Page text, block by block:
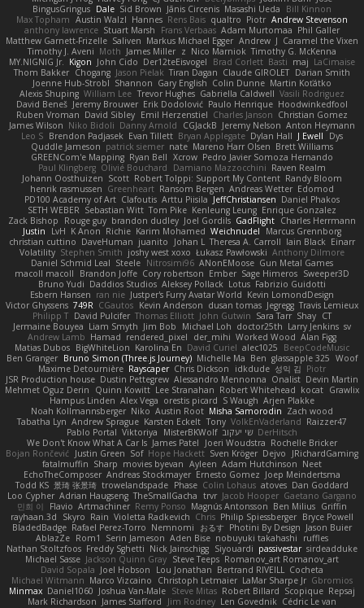
BingusGringus Dale Sid Brown Jānis Circenis Masashi Ueda
Bill Kinnon
Max Topham Austin Walzl Hannes Rens Bais qualtro Piotr Andrew Stevenson
anthony lawrence Stuart Marsh Frans Verbaas Adam Murtomaa Phil Galler
Matthew Garnett-Frizelle Saliven Markus Michael Egger Andrew J Caramel the Vixen
Timothy J. Aveni Moth James Miller z Nico Marniok Timothy G. McKenna
MY.NIGNIG Jr. Kigon John Cido Der12teEisvogel Brad Corlett Basti maj LaCimaise
Thom Bakker Chogang Jason Pielak Tiran Dagan Claude GIROLET Darian Smith
Joenne Hub-Strobl Shannon Gary English Colin Dunne Martin Koťátko
Alexis Shuping William Lee Trevor Hughes Gabriella Caldwell Vasili Rodriguez
David Beneš Jeremy Brouwer Erik Dodolović Paulo Henrique Hoodwinkedfool
Ruben Vroman David Sibley Emil Herzenstiel Charles Janson Christian Gomez
James Wilson Niko Bidoli Danny Arnold CGJackB Jeremy Nelson Anton Heymann
Leo S Brendon Padjasek Evan Tillett Bryan Applegate Dylan Hall J Ewell
Dys
Quddle Jameson patrick siemer nate Mareno Harr Olsen Brett Williams
GREENCom'e Mapping Ryan Bell Xcrow Pedro Javier Somoza Hernando
Paul Klingberg Olivié Bouchard Damiano Mazzocchini Raven Realm
Johann Oosthuizen Scott Robert Tolppi: Support My Content Randy Bloom
henrik rasmussen Greenheart Ransom Bergen Andreas Wetter Edomod
PD100 Academy of Art Clafoutis Arttu Piisila JeffChristiansen Daniel Phakos
SETH WEBER Sebastian Witt Tom Pike Kenleung Leung Enrique Gonzalez
Zack Bishop
Rouge guy brandon dudley Joel Gordils GadFlight Charles Herrmann
Justin
LvH K Anon Richie Karim Mohamed Weichnudel
Marcus Grennborg
christian cuttino DaveHuman juanito Johan L Theresa A. Carroll Iain Black Einarr
Volatility Stephen Smith joshy west xoxo Łukasz Pawłowski Anthony Dilmore
Daniel Schmid Leal Steele Nitrosimi96 ANonEMoose Gun Metal Games
macoll macoll
Brandon Joffe Cory robertson Ember Sage Himeros Sweeper3D
Bruno Yudi Daddios Studios Aleksey Pollack Lotus Fabrizio Guidotti
Esbern Hansen ran nie Justper's Furry Avatar World Kevin LomondDesign
Victor Ghyssens 749R CGautos Kevin Anderson dusan tomas Jegregg Travis Lemieux
Philipp T David Pulcifer Thomas Elliott John Gutwin Sara Tarr Shay CT
Jermaine Bouyea Liam Smyth Jim Bob Michael Loh doctor25th Larry Jenkins sv
Andrew Lamb Hamad rendered_pixel der_mihi Worked Wood Alan Figg
Matias Dubos BigWhiteLion Karolina En David Curiel alec1025
BeepCodeMusic
Ben Granger Bruno Simon (Three.js Journey) Michelle Ma Ben glassapple 325 Woof
Maxime Detournière Rayscaper Chris Dickson idkdude 성익 김 Piotr
JSR Production house Dustin Pettegrew Alessandro Mennonna Onalist Devin Martin
Mehmet Oguz Derin
Quinn Kowitt Lee Stranahan Robert Whitehead kocat Grawlix
Hampus Linden Alex Vega orestis picard S Waugh Arjen Plakke
Noah Kollmannsberger Niko Austin Root Misha Samorodin Zach wood
Tabatha Lyn Andrew Sprague Karsten Eckelt Tony VolkEnVaderland Raizzer47
Pablo Portal Viktoriya MisterBKWolf שי יעקוב DerHitsch
We Don't Know What A Car Is James Patel Joeri Woudstra Rochelle Bricker
Bojan Rončević Justin Green Sof Hope Hackett Sven Kröger Dejvo
JRichardGaming
fatalmuffin Sharp movies byevan Ayleen Adam Hutchinson Neet
EchoTheComposer Andreas Stockmayer Ernesto Gomez Joep Meindertsma
Todd KS 景琦 张景琦 trowelandspade Phase Colin Lohaus atoves Dan Goddard
Loo Cypher Adrian Haugseng TheSmallGacha trvr Jacob Hooper Gaetano Gargano
민희 이
Flavio Artmachiner Remy Ponso Magnús Antonsson Ben Milius Griffin
rayhaan.3d
Skyro Rain Violetta Radkevich Chris Philip Spiessberger Bryce Powell
BladedBadge Rafael Perez-Torro Nemnomi おるす Photini By Design Jason Buier
AblazZe Rom1 Serin Jameson Aden Bise nobuyuki takahashi
ruffles
Nathan Stoltzfoos Freddy Sghetti Nick Jainschigg Siyouardi passivestar sirdeadduke
Michael Sasse Jackson Quinn Gray Steve Teeps Romanov_art Romanov_art
David Sopala Joel Hobson Lou Jonathan Bertrand RIVEILL Cocheta
Michael Witmann Marco Vizcaino Christoph Letmaier LaMar Sharpe Jr Gbromios
Minmax Daniel1060 Joshua Van-Male Steve Mitas Robert Billard Scopique Repsaj
Mark Richardson James Stafford Jim Rodney Len Govednik Cédric Le van